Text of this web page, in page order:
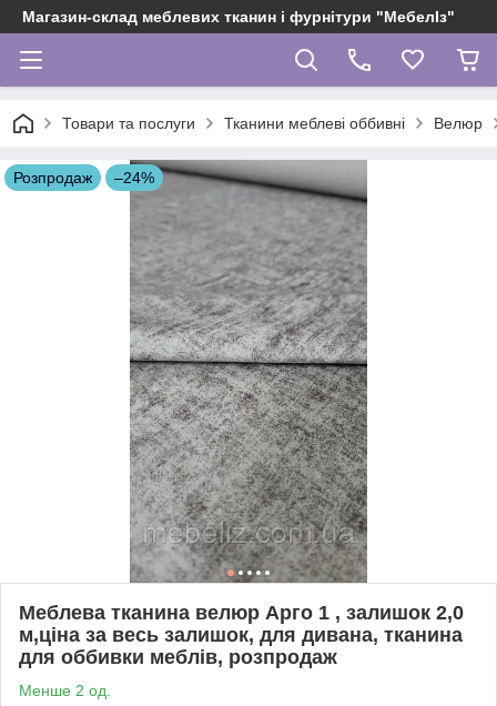
Магазин-склад меблевих тканин і фурнітури "МебелІз"
Товари та послуги Тканини меблеві оббивні Велюр
Розпродаж –24%
Меблева тканина велюр Арго 1 , залишок 2,0
м,ціна за весь залишок, для дивана, тканина
для оббивки меблів, розпродаж
Менше 2 од.